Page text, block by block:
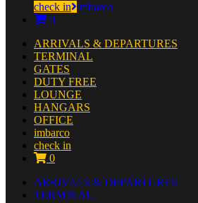
check in imbarco
0
ARRIVALS & DEPARTURES
TERMINAL
GATES
DUTY FREE
LOUNGE
HANGARS
OFFICE
imbarco
check in
0
ARRIVALS & DEPARTURES
TERMINAL